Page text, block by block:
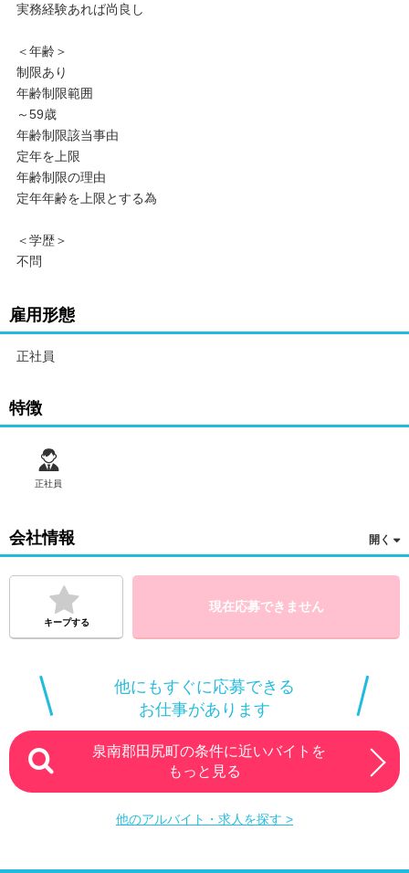
実務経験あれば尚良し
＜年齢＞
制限あり
年齢制限範囲
～59歳
年齢制限該当事由
定年を上限
年齢制限の理由
定年年齢を上限とする為
＜学歴＞
不問
雇用形態
正社員
特徴
正社員
会社情報
キープする
現在応募できません
他にもすぐに応募できる
お仕事があります
泉南郡田尻町の条件に近いバイトを
もっと見る
他のアルバイト・求人を探す >